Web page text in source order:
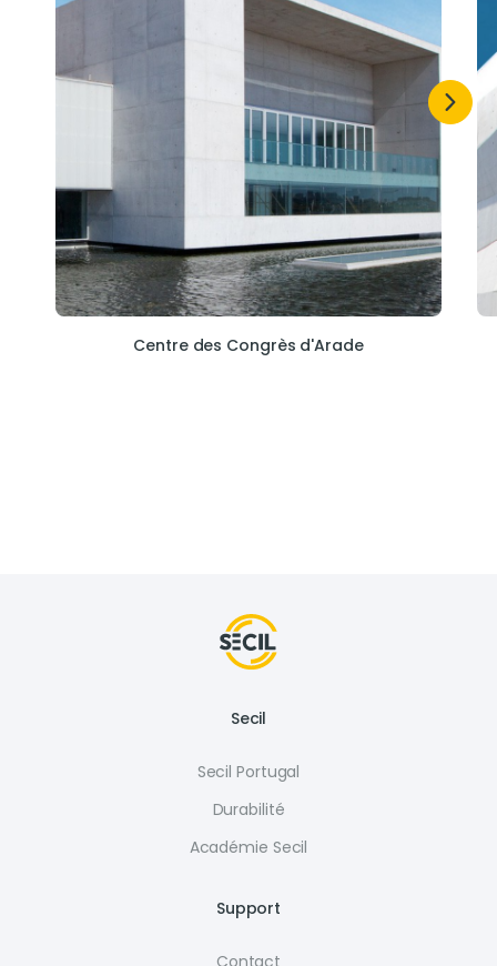
Centre des Congrès d'Arade
Secil
Secil Portugal
Durabilité
Académie Secil
Support